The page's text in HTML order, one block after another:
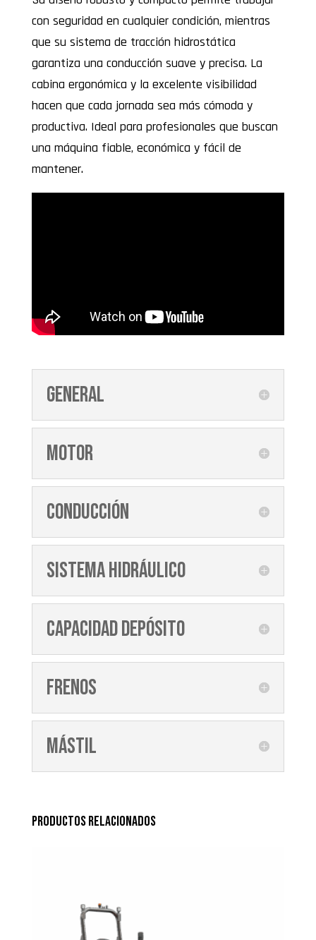
con seguridad en cualquier condición, mientras
que su sistema de tracción hidrostática
garantiza una conducción suave y precisa. La
cabina ergonómica y la excelente visibilidad
hacen que cada jornada sea más cómoda y
productiva. Ideal para profesionales que buscan
una máquina fiable, económica y fácil de
mantener.
General
Motor
Conducción
Sistema hidráulico
Capacidad depósito
Frenos
Mástil
Productos relacionados